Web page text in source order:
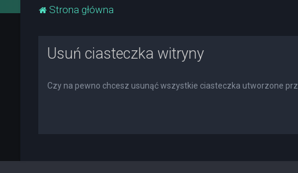
Strona główna
Usuń ciasteczka witryny
Czy na pewno chcesz usunąć wszystkie ciasteczka utworzone